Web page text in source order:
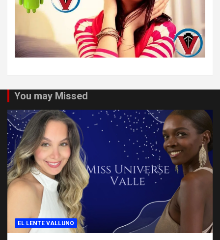
You may Missed
EL LENTE VALLUNO